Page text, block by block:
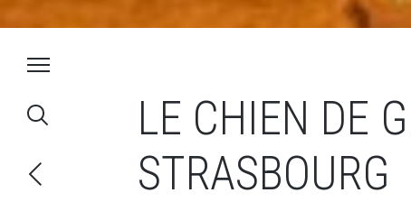
LE CHIEN DE
STRASBOURG